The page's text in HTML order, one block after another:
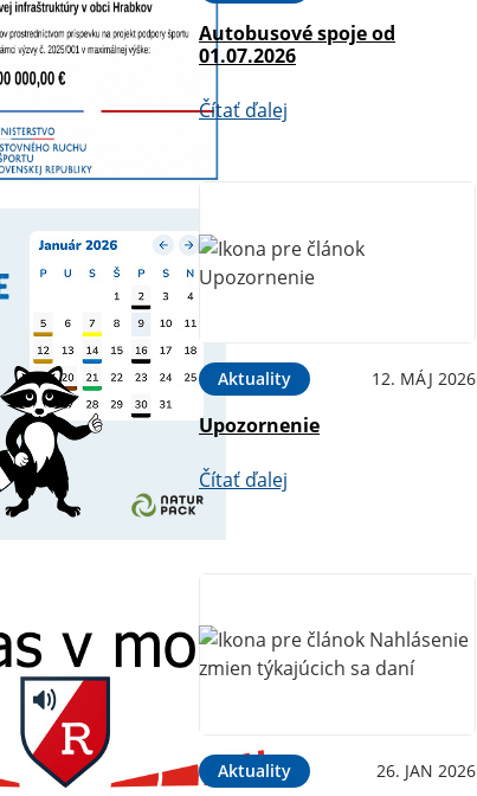
Autobusové spoje od
01.07.2026
Čítať ďalej
Aktuality 12. MÁJ 2026
Upozornenie
Čítať ďalej
Aktuality 26. JAN 2026